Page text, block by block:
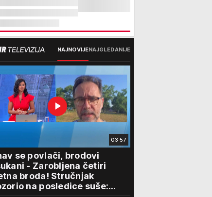
NAJNOVIJENAJGLEDANIJE
03:57
se povlači, brodovi
- Zarobljena četiri
broda! Stručnjak
na posledice suše: